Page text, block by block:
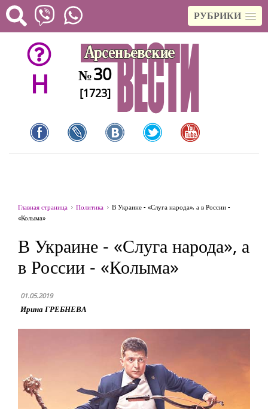
РУБРИКИ
H №30
[1723]
Главная страница Политика
В Украине - «Слуга народа», а в России -
«Колыма»
В Украине - «Слуга народа», а
в России - «Колыма»
01.05.2019
Ирина ГРЕБНЕВА